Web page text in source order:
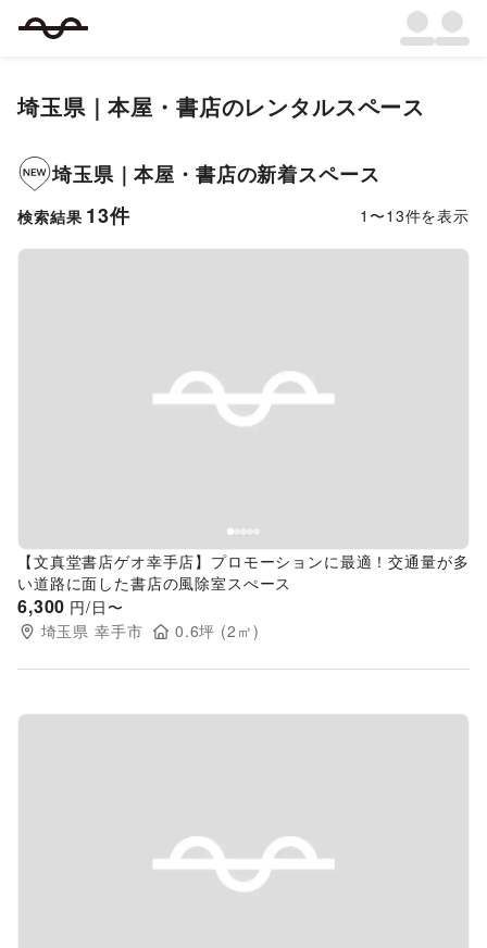
埼玉県｜本屋・書店のレンタルスペース
埼玉県｜本屋・書店の新着スペース
検索結果 13件 1 〜13件を表示
Previous slide
【文真堂書店ゲオ幸手店】プロモーションに最適！交通量が多
い道路に面した書店の風除室スぺース
6,300 円/日〜
埼玉県 幸手市 0.6坪 (2 ㎡)
Previous slide